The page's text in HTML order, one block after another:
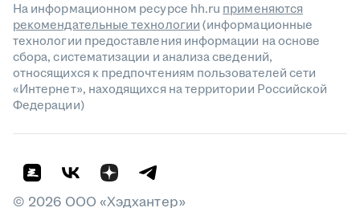
На информационном ресурсе hh.ru применяются
рекомендательные технологии(информационные
технологии предоставления информации на основе
сбора, систематизации и анализа сведений,
относящихся к предпочтениям пользователей сети
«Интернет», находящихся на территории Российской
Федерации)
© 2026 ООО «Хэдхантер»